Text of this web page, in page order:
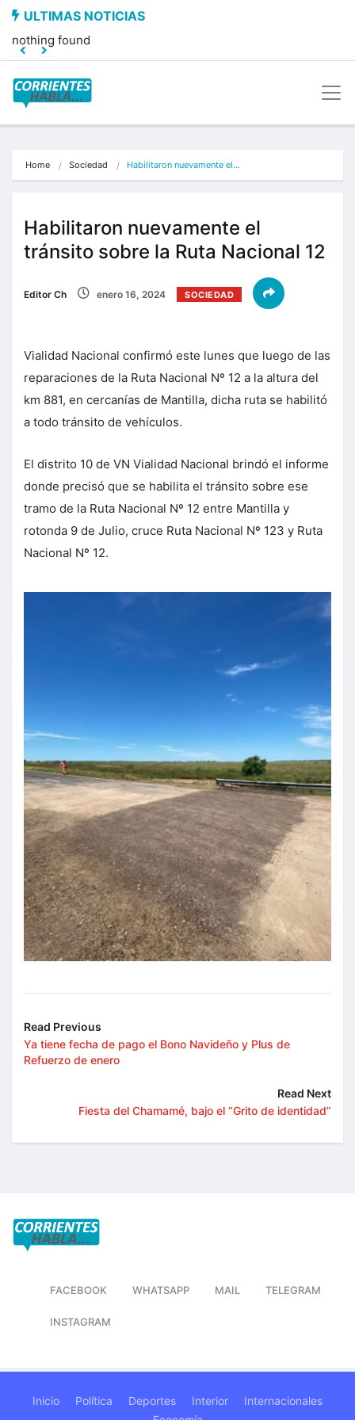
nothing found
Home Sociedad Habilitaron nuevamente el…
Habilitaron nuevamente el
tránsito sobre la Ruta Nacional 12
Editor Ch enero 16, 2024 SOCIEDAD
Vialidad Nacional confirmó este lunes que luego de las
reparaciones de la Ruta Nacional Nº 12 a la altura del
km 881, en cercanías de Mantilla, dicha ruta se habilitó
a todo tránsito de vehículos.
El distrito 10 de VN Vialidad Nacional brindó el informe
donde precisó que se habilita el tránsito sobre ese
tramo de la Ruta Nacional Nº 12 entre Mantilla y
rotonda 9 de Julio, cruce Ruta Nacional Nº 123 y Ruta
Nacional Nº 12.
Read Previous
Ya tiene fecha de pago el Bono Navideño y Plus de
Refuerzo de enero
Read Next
Fiesta del Chamamé, bajo el “Grito de identidad”
FACEBOOK WHATSAPP MAIL TELEGRAM
INSTAGRAM
Inicio Política Deportes Interior
Internacionales